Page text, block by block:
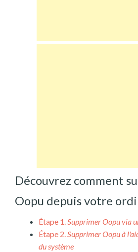
Découvrez comment
Oopu depuis votre
Étape 1.Supprimer Oopu via
Étape 2.Supprimer Oopu à
du système